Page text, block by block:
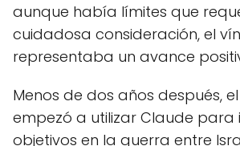
aunque había límites que
cuidadosa consideración, el
representaba un avance
Menos de dos años después,
empezó a utilizar Claude para
objetivos en la guerra entre